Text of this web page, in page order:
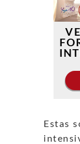
Estas